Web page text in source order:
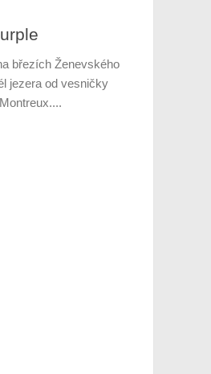
březích Ženevského
jezera od vesničky